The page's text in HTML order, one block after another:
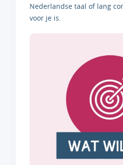
Nederlandse taal of lang
voor je is.